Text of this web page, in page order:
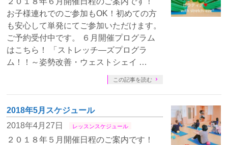
お子様連れでのご参加もOK！初めての方
も安心して単発にてご参加いただけます。
ご予約受付中です。 ６月開催プログラム
はこちら！ 「ストレッチ―ズプログラ
ム！！～姿勢改善・ウェストシェイ …
この記事を読む
2018年5月スケジュール
2018年4月27日
レッスンスケジュール
２０１８年５月開催日程のご案内です！